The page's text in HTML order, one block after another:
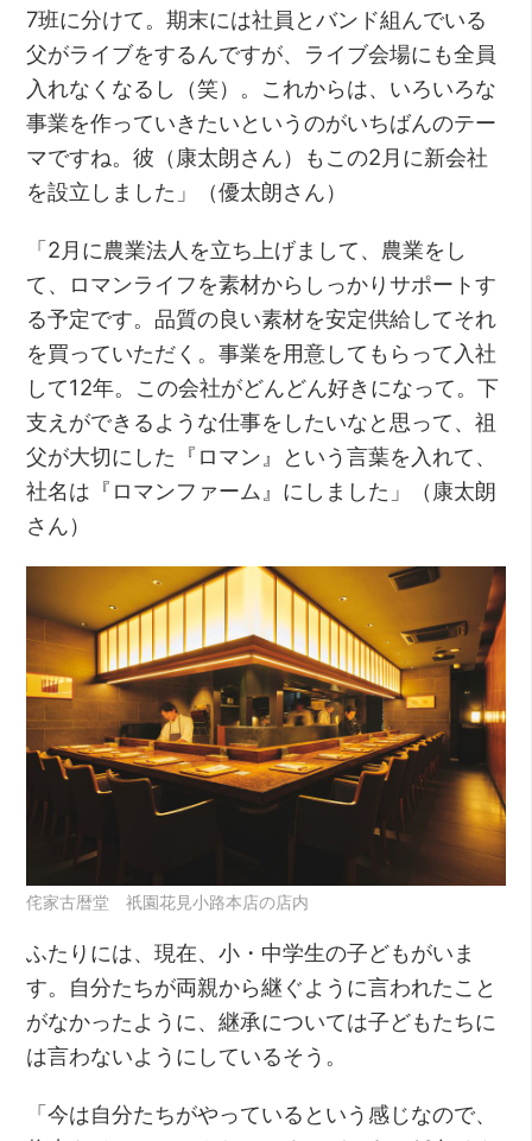
7班に分けて。期末には社員とバンド組んでいる
父がライブをするんですが、ライブ会場にも全員
入れなくなるし（笑）。これからは、いろいろな
事業を作っていきたいというのがいちばんのテー
マですね。彼（康太朗さん）もこの2月に新会社
を設立しました」（優太朗さん）
「2月に農業法人を立ち上げまして、農業をし
て、ロマンライフを素材からしっかりサポートす
る予定です。品質の良い素材を安定供給してそれ
を買っていただく。事業を用意してもらって入社
して12年。この会社がどんどん好きになって。下
支えができるような仕事をしたいなと思って、祖
父が大切にした『ロマン』という言葉を入れて、
社名は『ロマンファーム』にしました」（康太朗
さん）
侘家古暦堂 祇園花見小路本店の店内
ふたりには、現在、小・中学生の子どもがいま
す。自分たちが両親から継ぐように言われたこと
がなかったように、継承については子どもたちに
は言わないようにしているそう。
「今は自分たちがやっているという感じなので、